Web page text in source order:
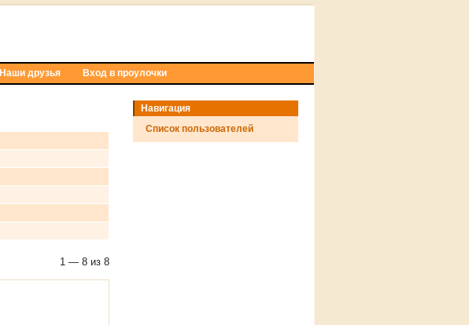
Наши друзья Вход в проулочки
1 — 8 из 8
Навигация
Список пользователей